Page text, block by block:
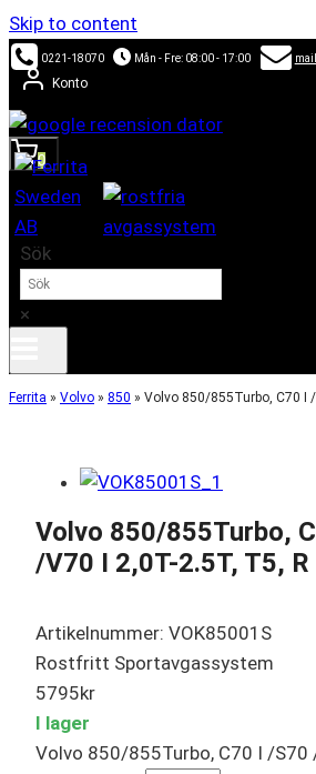
Skip to content
0221-18070 Mån - Fre: 08:00 - 17:00
Konto
0
Sök
×
Ferrita » Volvo » 850 » Volvo 850/855Turbo, C70 I
Volvo 850/855Turbo,
/V70 I 2,0T-2.5T, T5, R
Artikelnummer: VOK85001S
Rostfritt Sportavgassystem
5795kr
I lager
Volvo 850/855Turbo, C70 I /S70